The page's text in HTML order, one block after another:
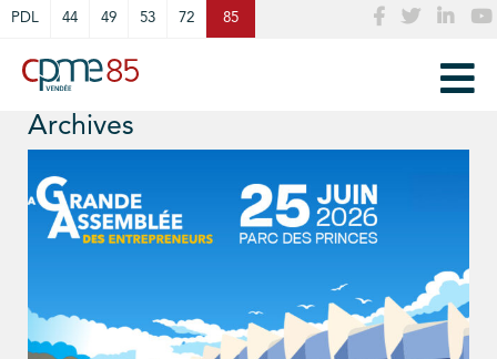
PDL 44 49 53 72 85
Archives
Cookies management panel